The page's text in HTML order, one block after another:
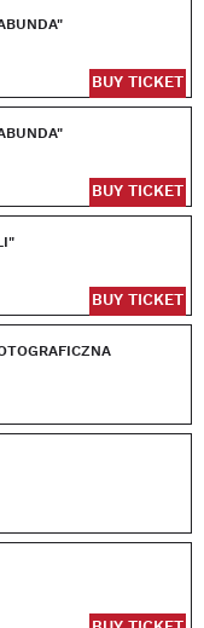
BUY TICKET
BUY TICKET
BUY TICKET